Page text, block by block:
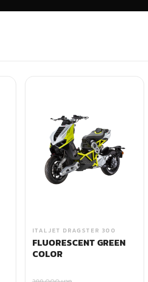
ITALJET DRAGSTER 300
FLUORESCENT GREEN
COLOR